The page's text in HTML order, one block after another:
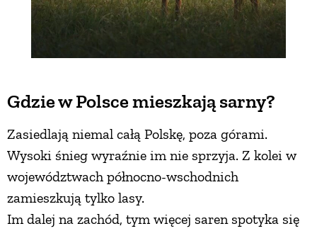
Gdzie w Polsce mieszkają sarny?
Zasiedlają niemal całą Polskę, poza górami.
Wysoki śnieg wyraźnie im nie sprzyja. Z kolei w
województwach północno-wschodnich
zamieszkują tylko lasy.
Im dalej na zachód, tym więcej saren spotyka się